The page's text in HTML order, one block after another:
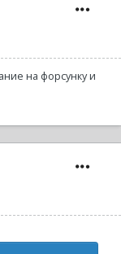
на форсунку и